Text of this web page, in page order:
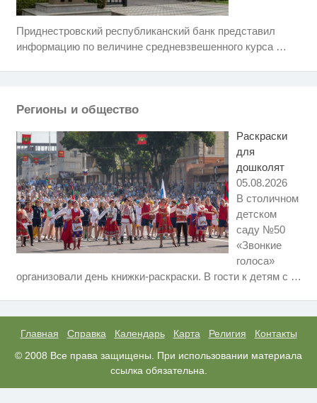
Приднестровский республиканский банк представил
информацию по величине средневзвешенного курса …
Регионы и общество
Раскраски
для
дошколят
05.08.2026
В столичном
детском
саду №50
«Звонкие
голоса»
организовали день книжки-раскраски. В гости к детям с …
Главная Справка Календарь Карта Религия
Контакты
© 2008 Все права защищены. При использовании материала
ссылка обязательна.
i
Ролик длится пару секунд, но
Королева вагона отожгла! Видео
Ролик из Омска: вы будете
а смеяться вы будете долго
когда их не видят...
i
Ржу не переставая, это видео
пересмотришь не раз